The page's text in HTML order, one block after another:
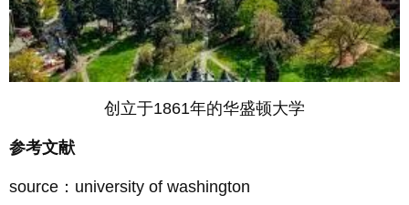
创立于1861年的华盛顿大学
参考文献
source：university of washington